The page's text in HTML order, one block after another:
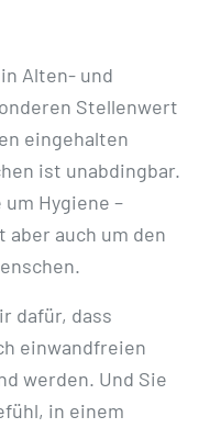
Alten- und
Stellenwert
eingehalten
ist unabdingbar.
Hygiene –
aber auch um den
dafür, dass
einwandfreien
werden. Und Sie
in einem